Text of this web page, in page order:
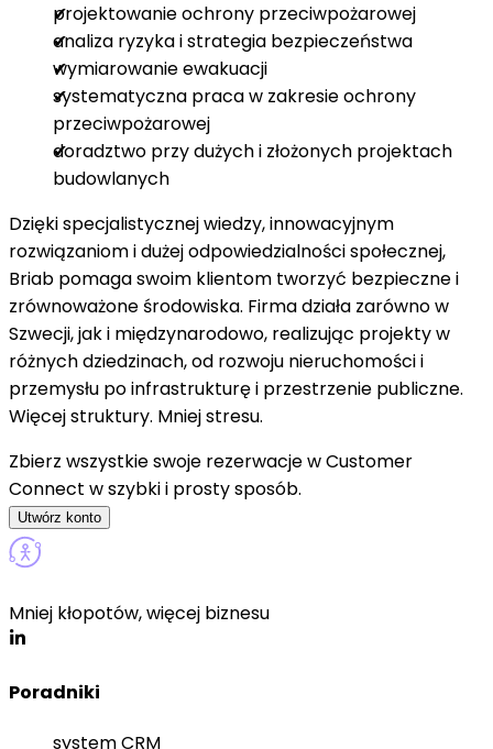
projektowanie ochrony przeciwpożarowej
analiza ryzyka i strategia bezpieczeństwa
wymiarowanie ewakuacji
systematyczna praca w zakresie ochrony
przeciwpożarowej
doradztwo przy dużych i złożonych projektach
budowlanych
Dzięki specjalistycznej wiedzy, innowacyjnym
rozwiązaniom i dużej odpowiedzialności społecznej,
Briab pomaga swoim klientom tworzyć bezpieczne i
zrównoważone środowiska. Firma działa zarówno w
Szwecji, jak i międzynarodowo, realizując projekty w
różnych dziedzinach, od rozwoju nieruchomości i
przemysłu po infrastrukturę i przestrzenie publiczne.
Więcej struktury. Mniej stresu.
Zbierz wszystkie swoje rezerwacje w Customer
Connect w szybki i prosty sposób.
Utwórz konto
Mniej kłopotów, więcej biznesu
Poradniki
system CRM